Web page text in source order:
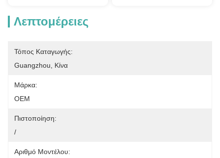
Λεπτομέρειες
Τόπος Καταγωγής:
Guangzhou, Κίνα
Μάρκα:
OEM
Πιστοποίηση:
/
Αριθμό Μοντέλου: